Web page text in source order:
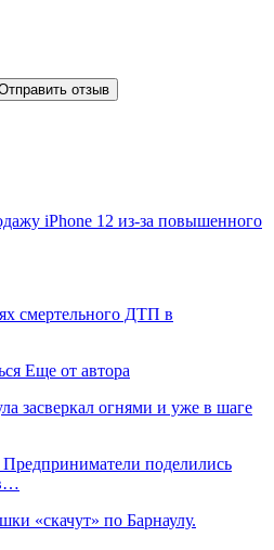
отзыв
iPhone 12 из-за повышенного
смертельного ДТП в
Еще от автора
засверкал огнями и уже в шаге
поделились
«скачут» по Барнаулу.